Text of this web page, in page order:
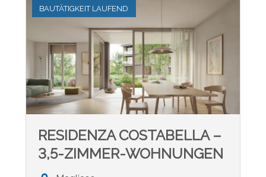
BAUTÄTIGKEIT LAUFEND
RESIDENZA COSTABELLA –
3,5-ZIMMER-WOHNUNGEN